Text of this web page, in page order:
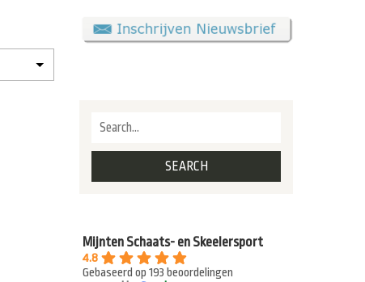
Mijnten Schaats- en Skeelersport
4.8
Gebaseerd op 193 beoordelingen